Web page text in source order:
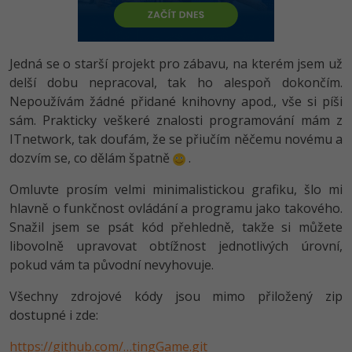
HTML5, CSS3, Bootstrap, SEO
SQL a databáze
Testování a verzování
UML a návrhové vzory
Spring
ASP.NET MVC
Best practices
JavaScript
Python
HTML / CSS
MySQL/MariaDB
MS-SQL
SQLite
Vývojář mobilních aplikací
C# Game developer
Webdesigner
Tester
Systémový administrátor
Grafik / UX/UI návrhář
3D grafik
Projektový manažer
Databázový analytik
-80%
-80%
PHP -80%
C++ -80%
Swift -80%
Kotlin -80%
C -80%
VB.NET
SQL
Návrh SW -80%
Jedná se o starší projekt pro zábavu, na kterém jsem už
delší dobu nepracoval, tak ho alespoň dokončím.
Nepoužívám žádné přidané knihovny apod., vše si píši
sám. Prakticky veškeré znalosti programování mám z
ITnetwork, tak doufám, že se přiučím něčemu novému a
dozvím se, co dělám špatně
.
Omluvte prosím velmi minimalistickou grafiku, šlo mi
hlavně o funkčnost ovládání a programu jako takového.
Snažil jsem se psát kód přehledně, takže si můžete
libovolně upravovat obtížnost jednotlivých úrovní,
pokud vám ta původní nevyhovuje.
Všechny zdrojové kódy jsou mimo přiložený zip
dostupné i zde:
https://github.com/…tingGame.git